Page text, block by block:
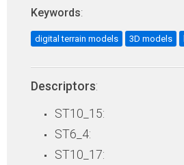
Keywords:
digital terrain models 3D models
Descriptors:
ST10_15:
ST6_4:
ST10_17: